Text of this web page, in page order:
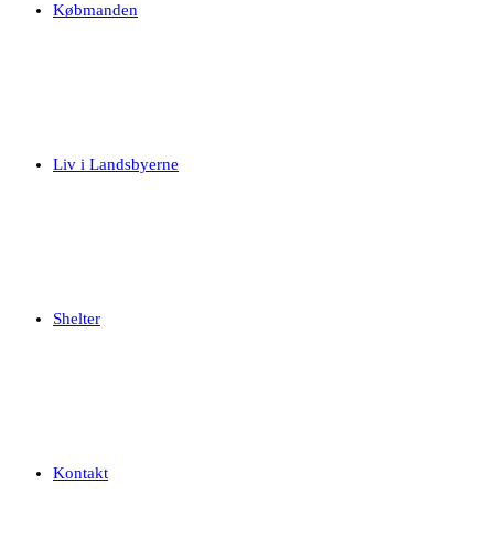
Købmanden
Liv i Landsbyerne
Shelter
Kontakt